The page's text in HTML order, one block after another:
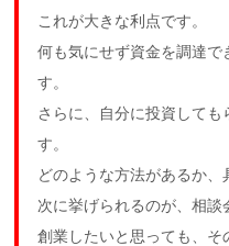
これが大きな利点です。
何も気にせず資金を調達で
す。
さらに、自分に投資して
す。
どのような方法があるか、
次に挙げられるのが、相談
創業したいと思っても、そ